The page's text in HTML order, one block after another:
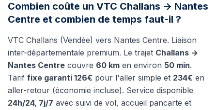
Communes Desservies
02 59 22 20 00
Réserver mon VTC
Combien coûte un VTC Challans → Nantes
Centre et combien de temps faut-il ?
VTC Challans (Vendée) vers Nantes Centre. Liaison
inter-départementale premium. Le trajet Challans →
Nantes Centre couvre 60 km en environ 50 min.
Tarif fixe garanti 126€ pour l'aller simple et 234€ en
aller-retour (économie incluse). Service disponible
24h/24, 7j/7 avec suivi de vol, accueil pancarte et